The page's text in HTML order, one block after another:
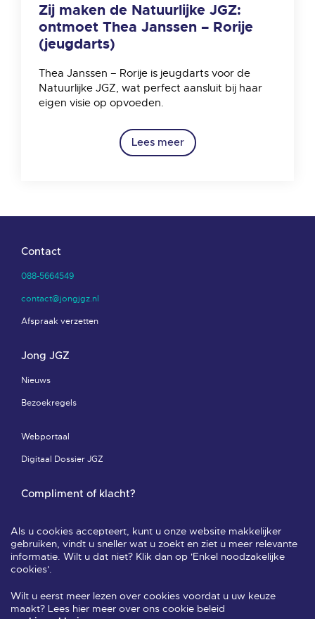
Zij maken de Natuurlijke JGZ:
ontmoet Thea Janssen – Rorije
(jeugdarts)
Thea Janssen – Rorije is jeugdarts voor de
Natuurlijke JGZ, wat perfect aansluit bij haar
eigen visie op opvoeden.
Lees meer
Contact
088-5664549
contact@jongjgz.nl
Afspraak verzetten
Jong JGZ
Nieuws
Bezoekregels
Webportaal
Digitaal Dossier JGZ
Compliment of klacht?
Leveringsvoorwaarden & privacy
Veelgestelde vragen
Volg ons
Als u cookies accepteert, kunt u onze website makkelijker
gebruiken, vindt u sneller wat u zoekt en ziet u meer relevante
informatie. Wilt u dat niet? Klik dan op 'Enkel noodzakelijke
cookies'.
Wilt u eerst meer lezen over cookies voordat u uw keuze
maakt? Lees hier meer over ons cookie beleid